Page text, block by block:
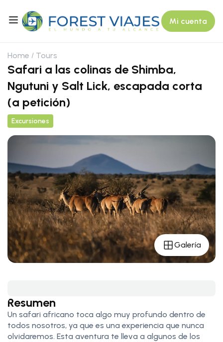
Mi cuenta
Home Tours
Safari a las colinas de Shimba,
Ngutuni y Salt Lick, escapada corta
(a petición)
Excursiones
Galería
Resumen
Un safari africano toca algo muy profundo dentro de
todos nosotros, ya que es una experiencia que nunca
olvidaremos. Esta aventura te lleva a algunos de los